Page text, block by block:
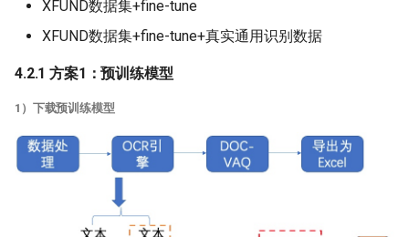
XFUND数据集+fine-tune
XFUND数据集+fine-tune+真实通用识别数据
4.2.1 方案1：预训练模型
1）下载预训练模型